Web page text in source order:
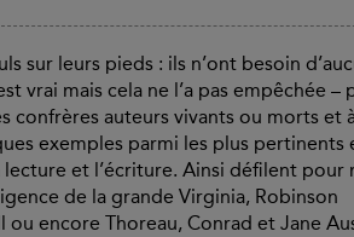
sur leurs pieds : ils n’ont besoin
vrai mais cela ne l’a pas empêchée –
confrères auteurs vivants ou morts et
exemples parmi les plus pertinents
et l’écriture. Ainsi défilent pour
de la grande Virginia, Robinson
encore Thoreau, Conrad et Jane